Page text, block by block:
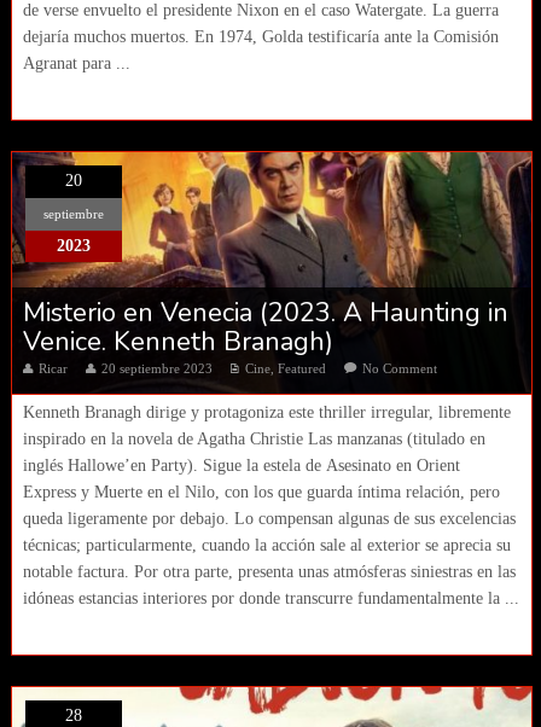
de verse envuelto el presidente Nixon en el caso Watergate. La guerra
dejaría muchos muertos. En 1974, Golda testificaría ante la Comisión
Agranat para ...
20
septiembre
2023
Misterio en Venecia (2023. A Haunting in
Venice. Kenneth Branagh)
Ricar 20 septiembre 2023 Cine, Featured No Comment
Kenneth Branagh dirige y protagoniza este thriller irregular, libremente
inspirado en la novela de Agatha Christie Las manzanas (titulado en
inglés Hallowe’en Party). Sigue la estela de Asesinato en Orient
Express y Muerte en el Nilo, con los que guarda íntima relación, pero
queda ligeramente por debajo. Lo compensan algunas de sus excelencias
técnicas; particularmente, cuando la acción sale al exterior se aprecia su
notable factura. Por otra parte, presenta unas atmósferas siniestras en las
idóneas estancias interiores por donde transcurre fundamentalmente la ...
28